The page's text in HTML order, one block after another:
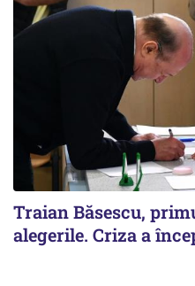
Traian Băsescu,
alegerile. Criza a